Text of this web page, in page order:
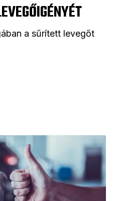
a sűrített levegőt